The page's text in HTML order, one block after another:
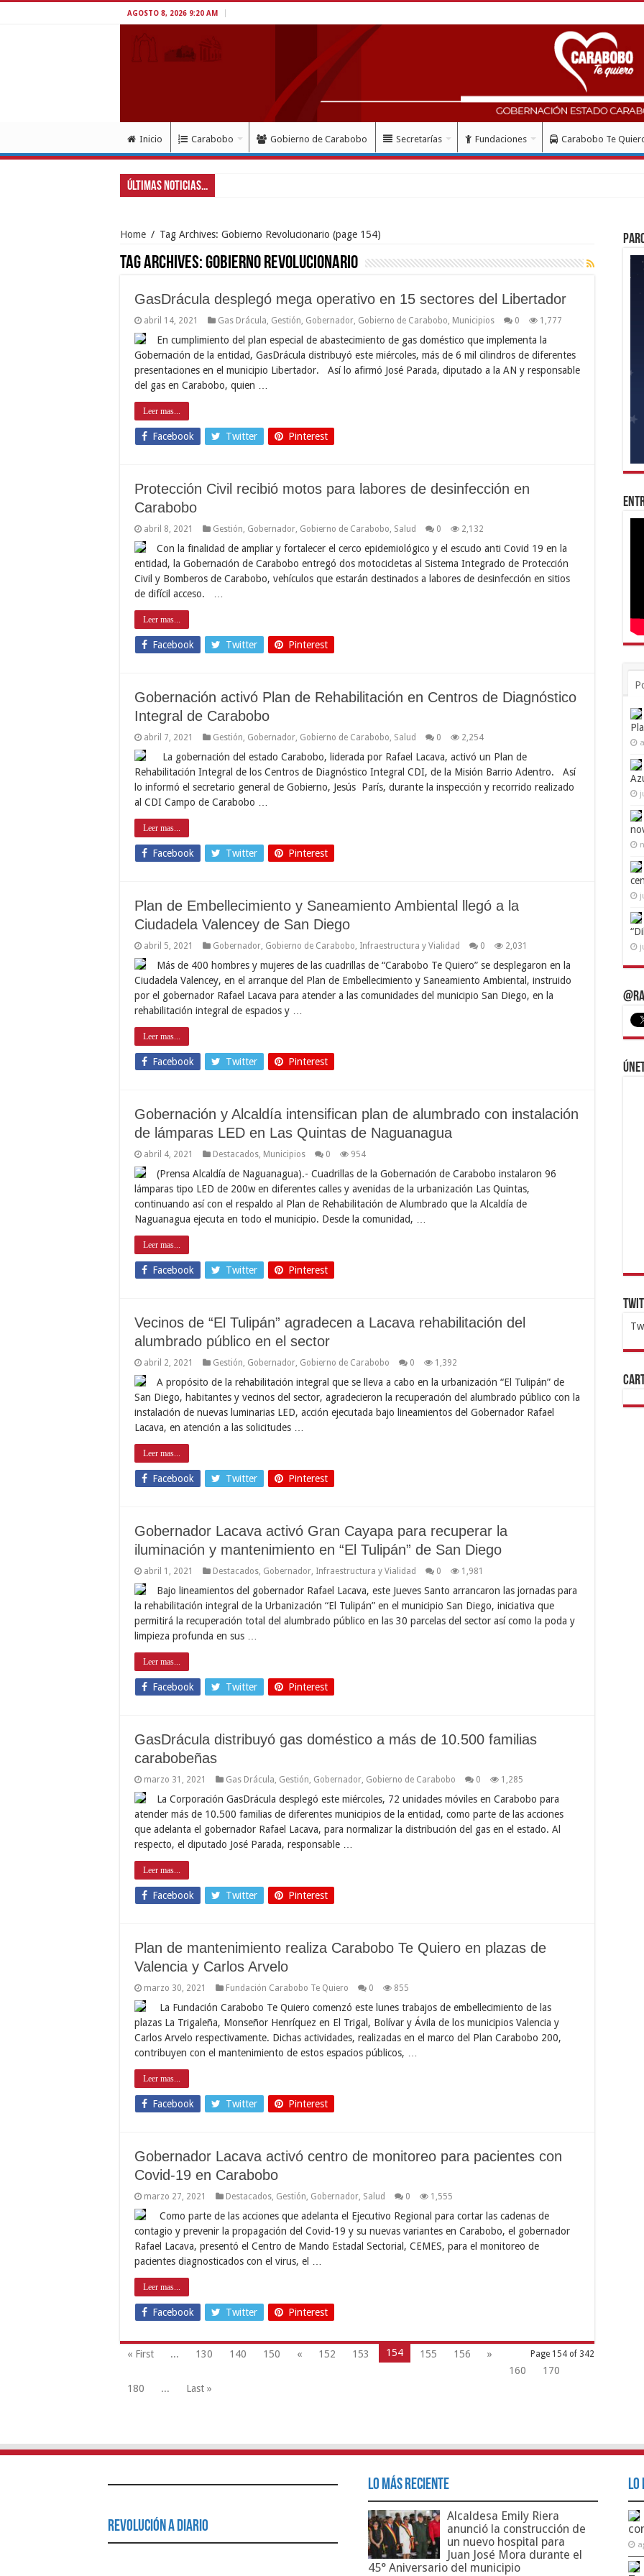
AGOSTO 8, 2026 9:20 AM
Inicio Carabobo Gobierno de Carabobo Secretarías Fundaciones Carabobo Te
Últimas Noticias...
Home / Tag Archives: Gobierno Revolucionario (page 154)
Tag Archives:Gobierno Revolucionario
GasDrácula desplegó mega operativo en 15 sectores del Libertador
abril 14, 2021 Gas Drácula Gestión Gobernador Gobierno de Carabobo Municipios 0 1,777
En cumplimiento del plan especial de abastecimiento de gas doméstico que implementa la
Gobernación de la entidad, GasDrácula distribuyó este miércoles, más de 6 mil cilindros de diferentes
presentaciones en el municipio Libertador. Así lo afirmó José Parada, diputado a la AN y responsable
del gas en Carabobo, quien …
Leer mas...
Facebook Twitter Pinterest
Protección Civil recibió motos para labores de desinfección en
Carabobo
abril 8, 2021 Gestión Gobernador Gobierno de Carabobo Salud 0 2,132
Con la finalidad de ampliar y fortalecer el cerco epidemiológico y el escudo anti Covid 19 en la
entidad, la Gobernación de Carabobo entregó dos motocicletas al Sistema Integrado de Protección
Civil y Bomberos de Carabobo, vehículos que estarán destinados a labores de desinfección en sitios
de difícil acceso. …
Leer mas...
Facebook Twitter Pinterest
Gobernación activó Plan de Rehabilitación en Centros de Diagnóstico
Integral de Carabobo
abril 7, 2021 Gestión Gobernador Gobierno de Carabobo Salud 0 2,254
La gobernación del estado Carabobo, liderada por Rafael Lacava, activó un Plan de
Rehabilitación Integral de los Centros de Diagnóstico Integral CDI, de la Misión Barrio Adentro. Así
lo informó el secretario general de Gobierno, Jesús París, durante la inspección y recorrido realizado
al CDI Campo de Carabobo …
Leer mas...
Facebook Twitter Pinterest
Plan de Embellecimiento y Saneamiento Ambiental llegó a la
Ciudadela Valencey de San Diego
abril 5, 2021 Gobernador Gobierno de Carabobo Infraestructura y Vialidad 0 2,031
Más de 400 hombres y mujeres de las cuadrillas de “Carabobo Te Quiero” se desplegaron en la
Ciudadela Valencey, en el arranque del Plan de Embellecimiento y Saneamiento Ambiental, instruido
por el gobernador Rafael Lacava para atender a las comunidades del municipio San Diego, en la
rehabilitación integral de espacios y …
Leer mas...
Facebook Twitter Pinterest
Gobernación y Alcaldía intensifican plan de alumbrado con instalación
de lámparas LED en Las Quintas de Naguanagua
abril 4, 2021 Destacados Municipios 0 954
(Prensa Alcaldía de Naguanagua).- Cuadrillas de la Gobernación de Carabobo instalaron 96
lámparas tipo LED de 200w en diferentes calles y avenidas de la urbanización Las Quintas,
continuando así con el respaldo al Plan de Rehabilitación de Alumbrado que la Alcaldía de
Naguanagua ejecuta en todo el municipio. Desde la comunidad, …
Leer mas...
Facebook Twitter Pinterest
Vecinos de “El Tulipán” agradecen a Lacava rehabilitación del
alumbrado público en el sector
abril 2, 2021 Gestión Gobernador Gobierno de Carabobo 0 1,392
A propósito de la rehabilitación integral que se lleva a cabo en la urbanización “El Tulipán” de
San Diego, habitantes y vecinos del sector, agradecieron la recuperación del alumbrado público con la
instalación de nuevas luminarias LED, acción ejecutada bajo lineamientos del Gobernador Rafael
Lacava, en atención a las solicitudes …
Leer mas...
Facebook Twitter Pinterest
Gobernador Lacava activó Gran Cayapa para recuperar la
iluminación y mantenimiento en “El Tulipán” de San Diego
abril 1, 2021 Destacados Gobernador Infraestructura y Vialidad 0 1,981
Bajo lineamientos del gobernador Rafael Lacava, este Jueves Santo arrancaron las jornadas para
la rehabilitación integral de la Urbanización “El Tulipán” en el municipio San Diego, iniciativa que
permitirá la recuperación total del alumbrado público en las 30 parcelas del sector así como la poda y
limpieza profunda en sus …
Leer mas...
Facebook Twitter Pinterest
GasDrácula distribuyó gas doméstico a más de 10.500 familias
carabobeñas
marzo 31, 2021 Gas Drácula Gestión Gobernador Gobierno de Carabobo 0 1,285
La Corporación GasDrácula desplegó este miércoles, 72 unidades móviles en Carabobo para
atender más de 10.500 familias de diferentes municipios de la entidad, como parte de las acciones
que adelanta el gobernador Rafael Lacava, para normalizar la distribución del gas en el estado. Al
respecto, el diputado José Parada, responsable …
Leer mas...
Facebook Twitter Pinterest
Plan de mantenimiento realiza Carabobo Te Quiero en plazas de
Valencia y Carlos Arvelo
marzo 30, 2021 Fundación Carabobo Te Quiero 0 855
La Fundación Carabobo Te Quiero comenzó este lunes trabajos de embellecimiento de las
plazas La Trigaleña, Monseñor Henríquez en El Trigal, Bolívar y Ávila de los municipios Valencia y
Carlos Arvelo respectivamente. Dichas actividades, realizadas en el marco del Plan Carabobo 200,
contribuyen con el mantenimiento de estos espacios públicos, …
Leer mas...
Facebook Twitter Pinterest
Gobernador Lacava activó centro de monitoreo para pacientes con
Covid-19 en Carabobo
marzo 27, 2021 Destacados Gestión Gobernador Salud 0 1,555
Como parte de las acciones que adelanta el Ejecutivo Regional para cortar las cadenas de
contagio y prevenir la propagación del Covid-19 y su nuevas variantes en Carabobo, el gobernador
Rafael Lacava, presentó el Centro de Mando Estadal Sectorial, CEMES, para el monitoreo de
pacientes diagnosticados con el virus, el …
Leer mas...
Facebook Twitter Pinterest
Page 154 of 342
« First ... 130 140 150 « 152 153 154 155 156
»
160
170
180
... Last »
Revolución a Diario
Lo Más Reciente
Alcaldesa Emily Riera
anunció la construcción de
un nuevo hospital para
Juan José Mora durante el
45° Aniversario del municipio